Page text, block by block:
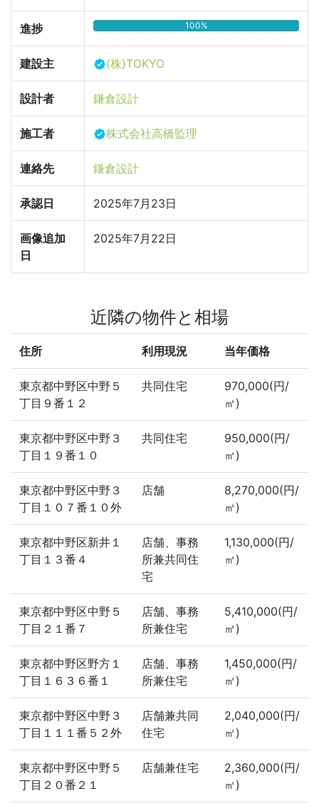
進捗 100%
建設主 (株)TOKYO
設計者 鎌倉設計
施工者 株式会社高橋監理
連絡先 鎌倉設計
承認日 2025年7月23日
画像追加
日
2025年7月22日
近隣の物件と相場
住所 利用現況 当年価格
東京都中野区中野５
丁目９番１２
共同住宅
970,000(円/
㎡)
東京都中野区中野３
丁目１９番１０
共同住宅
950,000(円/
㎡)
東京都中野区中野３
丁目１０７番１０外
店舗
8,270,000(円/
㎡)
東京都中野区新井１
丁目１３番４
店舗、事務
所兼共同住
宅
1,130,000(円/
㎡)
東京都中野区中野５
丁目２１番７
店舗、事務
所兼住宅
5,410,000(円/
㎡)
東京都中野区野方１
丁目１６３６番１
店舗、事務
所兼住宅
1,450,000(円/
㎡)
東京都中野区中野３
丁目１１１番５２外
店舗兼共同
住宅
2,040,000(円/
㎡)
東京都中野区中野５
丁目２０番２１
店舗兼住宅
2,360,000(円/
㎡)